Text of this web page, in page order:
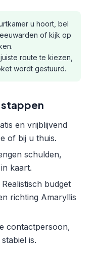
u hoort, bel
of kijk op
route te kiezen,
wordt gestuurd.
stappen
en vrijblijvend
of bij u thuis.
schulden,
kaart.
Realistisch budget
richting Amaryllis
contactpersoon,
is.